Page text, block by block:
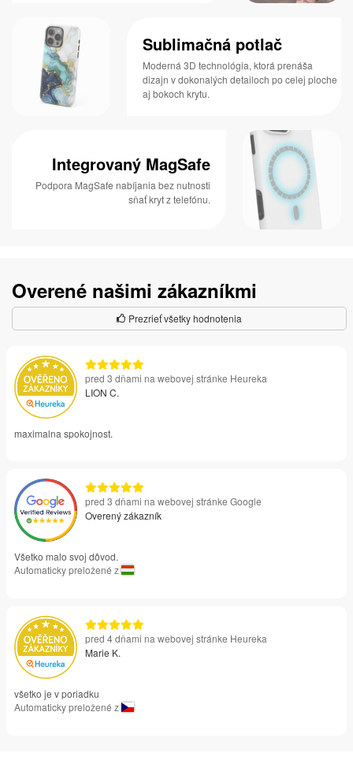
Sublimačná potlač
Moderná 3D technológia, ktorá prenáša
dizajn v dokonalých detailoch po celej ploche
aj bokoch krytu.
Integrovaný MagSafe
Podpora MagSafe nabíjania bez nutnosti
sňať kryt z telefónu.
Overené našimi zákazníkmi
Prezrieť všetky hodnotenia
pred 3 dňami na webovej stránke Heureka
LION C.
maximalna spokojnost.
pred 3 dňami na webovej stránke Google
Overený zákazník
Všetko malo svoj dôvod.
Automaticky preložené z
pred 4 dňami na webovej stránke Heureka
Marie K.
všetko je v poriadku
Automaticky preložené z